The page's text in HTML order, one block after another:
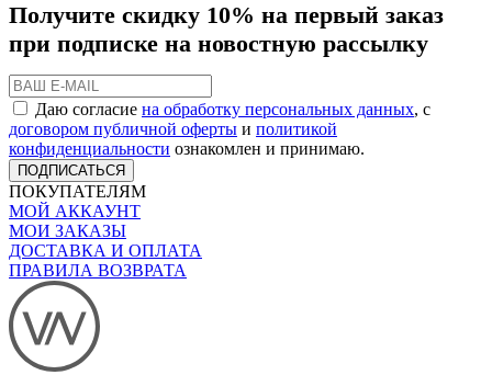
Получите скидку 10% на первый заказ
при подписке на новостную рассылку
Даю согласие на обработку персональных данных, с
договором публичной оферты и политикой
конфиденциальности ознакомлен и принимаю.
ПОДПИСАТЬСЯ
ПОКУПАТЕЛЯМ
МОЙ АККАУНТ
МОИ ЗАКАЗЫ
ДОСТАВКА И ОПЛАТА
ПРАВИЛА ВОЗВРАТА